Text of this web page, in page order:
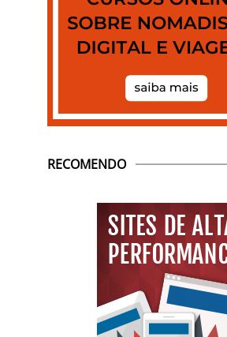
RECOMENDO